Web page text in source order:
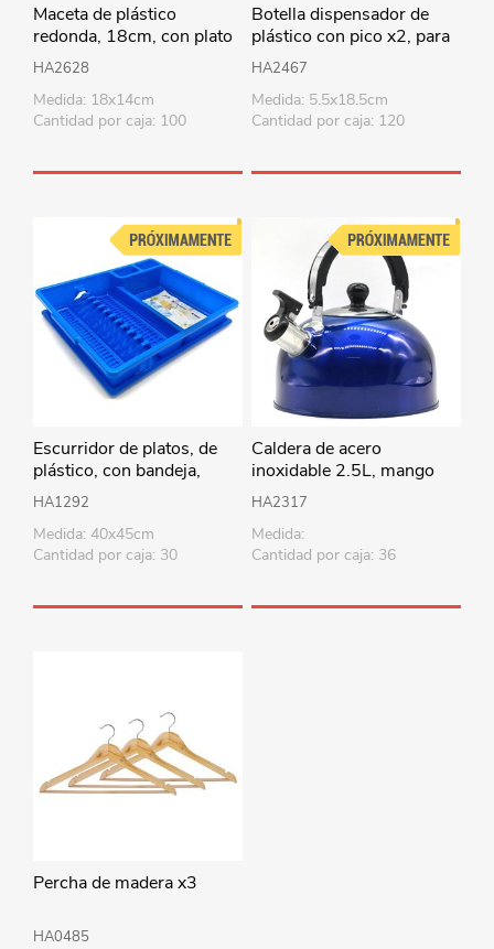
Maceta de plástico
redonda, 18cm, con plato
HA2628
Medida: 18x14cm
Cantidad por caja: 100
Botella dispensador de
plástico con pico x2, para
salsas, en bolsa
HA2467
Medida: 5.5x18.5cm
Cantidad por caja: 120
Escurridor de platos, de
plástico, con bandeja,
varios colores
HA1292
Medida: 40x45cm
Cantidad por caja: 30
Caldera de acero
inoxidable 2.5L, mango
combinado, en caja, varios
colores
HA2317
Medida:
Cantidad por caja: 36
Percha de madera x3
HA0485